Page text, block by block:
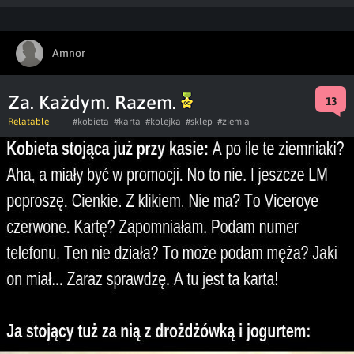
Amnor
Za. Każdym. Razem. 13
Relatable #kobieta #karta #kolejka #sklep #ziemia